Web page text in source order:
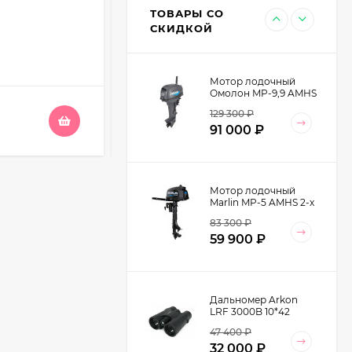
Длина клинка: 83 мм
Толщина клинка:
4 070₽
ТОВАРЫ СО
СКИДКОЙ
Кожа натуральная
цвет Хаки
9 990
Мотор лодочный
Омолон MP-9,9 AMHS
129 300₽
91 000 ₽
Мотор лодочный
Marlin MP-5 AMHS 2-х
83 300₽
59 900 ₽
Дальномер Arkon
LRF 3000B 10*42
47 400₽
32 000 ₽